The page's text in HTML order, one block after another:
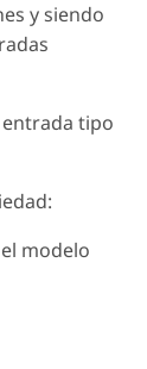
y siendo
entrada tipo
modelo